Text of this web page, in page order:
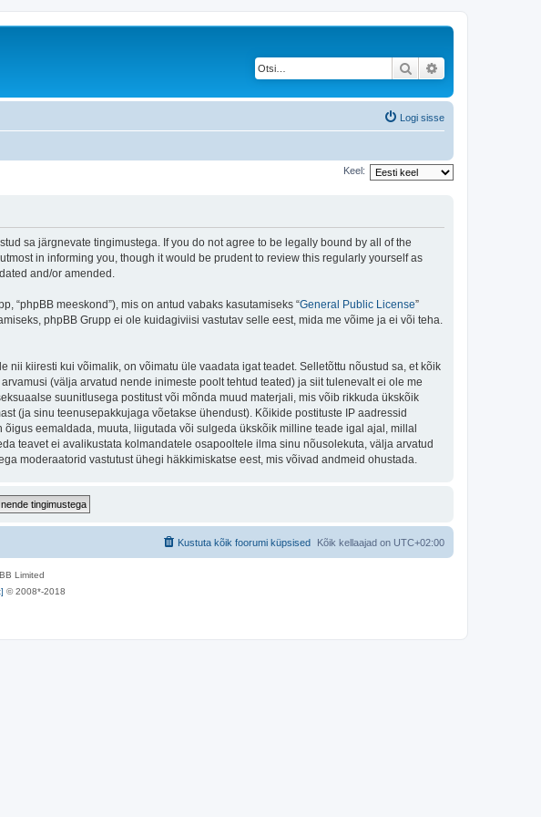
Otsi
Logi sisse
Keel:
sa järgnevate tingimustega. If you do not agree to be legally bound by all of the
in informing you, though it would be prudent to review this regularly yourself as
and/or amended.
“phpBB meeskond”), mis on antud vabaks kasutamiseks “General Public License”
phpBB Grupp ei ole kuidagiviisi vastutav selle eest, mida me võime ja ei või teha.
kiiresti kui võimalik, on võimatu üle vaadata igat teadet. Selletõttu nõustud sa, et kõik
(välja arvatud nende inimeste poolt tehtud teated) ja siit tulenevalt ei ole me
suunitlusega postitust või mõnda muud materjali, mis võib rikkuda ükskõik
(ja sinu teenusepakkujaga võetakse ühendust). Kõikide postituste IP aadressid
eemaldada, muuta, liigutada või sulgeda ükskõik milline teade igal ajal, millal
teavet ei avalikustata kolmandatele osapooltele ilma sinu nõusolekuta, välja arvatud
moderaatorid vastutust ühegi häkkimiskatse eest, mis võivad andmeid ohustada.
Kõik kellaajad on UTC+02:00
Kustuta kõik foorumi küpsised
Limited
© 2008*-2018